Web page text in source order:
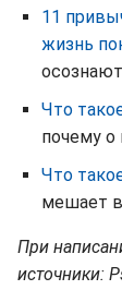
11
жизнь
осознают
Что
почему о
Что
мешает
При
источники: